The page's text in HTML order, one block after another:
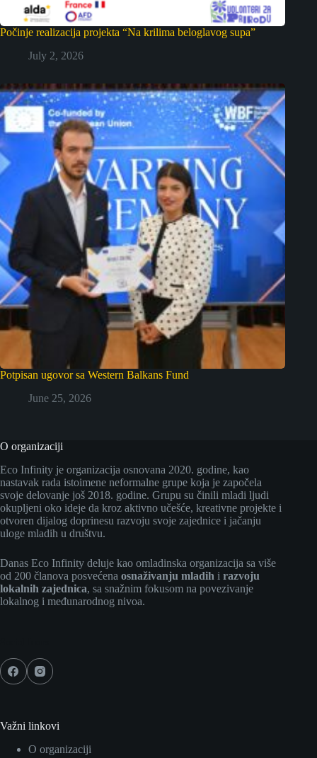
Počinje realizacija projekta “Na krilima beloglavog supa”
July 2, 2026
Potpisan ugovor sa Western Balkans Fund
June 25, 2026
O organizaciji
Eco Infinity je organizacija osnovana 2020. godine, kao
nastavak rada istoimene neformalne grupe koja je započela
svoje delovanje još 2018. godine. Grupu su činili mladi ljudi
okupljeni oko ideje da kroz aktivno učešće, kreativne projekte i
otvoren dijalog doprinesu razvoju svoje zajednice i jačanju
uloge mladih u društvu.
Danas Eco Infinity deluje kao omladinska organizacija sa više
od 200 članova posvećena osnaživanju mladih i razvoju
lokalnih zajednica, sa snažnim fokusom na povezivanje
lokalnog i međunarodnog nivoa.
Važni linkovi
O organizaciji